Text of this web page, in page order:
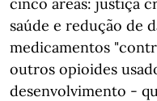
saúde e redução de
medicamentos
outros opioides
desenvolvimento -